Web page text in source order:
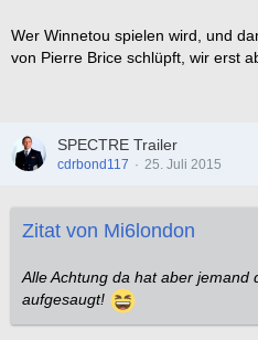
Wer Winnetou spielen wird, und
von Pierre Brice schlüpft, wir erst
SPECTRE Trailer
cdrbond117 25. Juli 2015
Zitat von Mi6london
Alle Achtung da hat aber jemand
aufgesaugt!